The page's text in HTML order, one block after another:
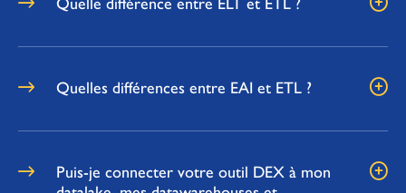
Quelles différences entre EAI et ETL ?
Puis-je connecter votre outil DEX à mon